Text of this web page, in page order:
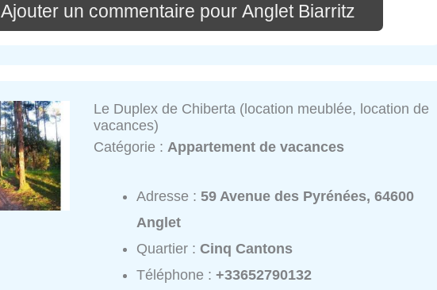
Ajouter un commentaire pour Anglet Biarritz
Le Duplex de Chiberta (location meublée, location de
vacances)
Catégorie :Appartement de vacances
Adresse :59 Avenue des Pyrénées, 64600
Anglet
Quartier :Cinq Cantons
Téléphone :+33652790132